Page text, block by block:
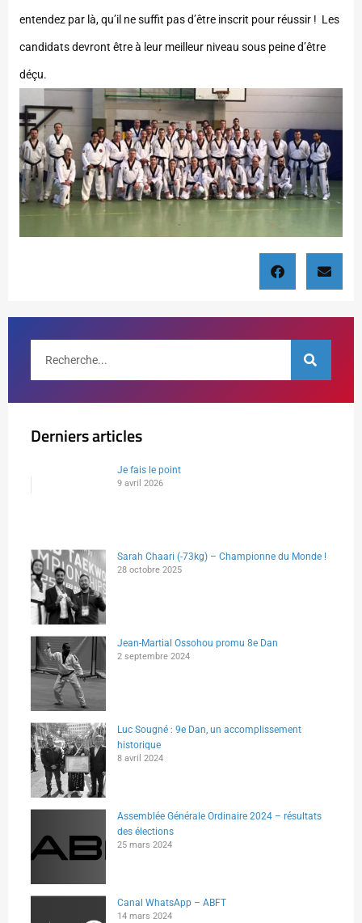
entendez par là, qu’il ne suffit pas d’être inscrit pour réussir ! Les
candidats devront être à leur meilleur niveau sous peine d’être
déçu.
Derniers articles
Je fais le point
9 avril 2026
Sarah Chaari (-73kg) – Championne du Monde !
28 octobre 2025
Jean-Martial Ossohou promu 8e Dan
2 septembre 2024
Luc Sougné : 9e Dan, un accomplissement
historique
8 avril 2024
Assemblée Générale Ordinaire 2024 – résultats
des élections
25 mars 2024
Canal WhatsApp – ABFT
14 mars 2024